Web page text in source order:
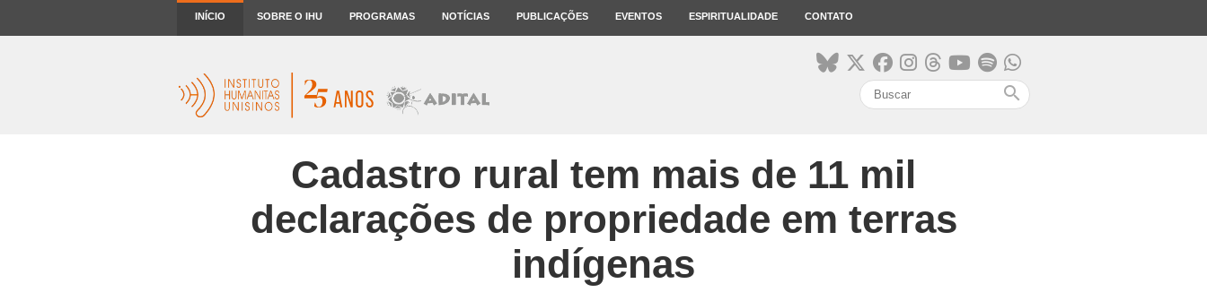
INÍCIO SOBRE O IHU PROGRAMAS NOTÍCIAS PUBLICAÇÕES EVENTOS ESPIRITUALIDADE CONTATO
search
Cadastro rural tem mais de 11 mil
declarações de propriedade em terras
indígenas